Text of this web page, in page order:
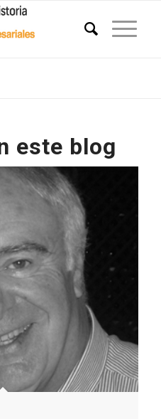
este blog